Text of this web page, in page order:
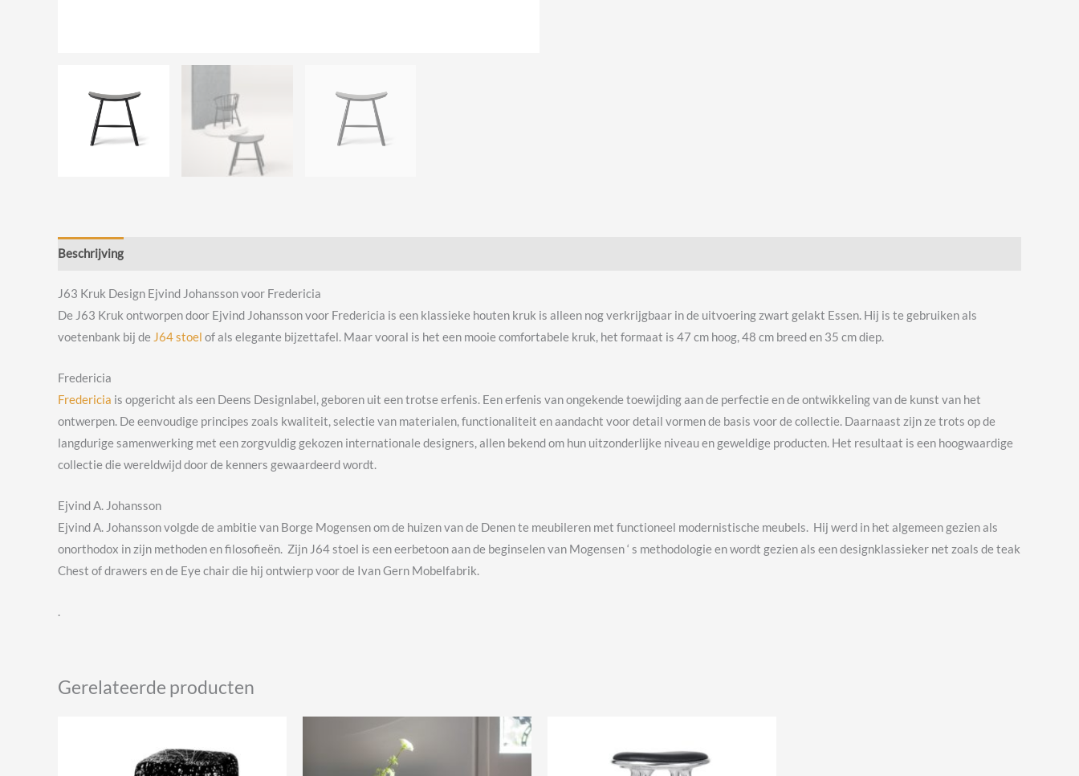
Beschrijving
J63 Kruk Design Ejvind Johansson voor Fredericia
De J63 Kruk ontworpen door Ejvind Johansson voor Fredericia is een klassieke houten kruk is alleen nog verkrijgbaar in de uitvoering zwart gelakt Essen. Hij is te gebruiken als
voetenbank bij de J64 stoel of als elegante bijzettafel. Maar vooral is het een mooie comfortabele kruk, het formaat is 47 cm hoog, 48 cm breed en 35 cm diep.
Fredericia
Fredericia is opgericht als een Deens Designlabel, geboren uit een trotse erfenis. Een erfenis van ongekende toewijding aan de perfectie en de ontwikkeling van de kunst van het
ontwerpen. De eenvoudige principes zoals kwaliteit, selectie van materialen, functionaliteit en aandacht voor detail vormen de basis voor de collectie. Daarnaast zijn ze trots op de
langdurige samenwerking met een zorgvuldig gekozen internationale designers, allen bekend om hun uitzonderlijke niveau en geweldige producten. Het resultaat is een hoogwaardige
collectie die wereldwijd door de kenners gewaardeerd wordt.
Ejvind A. Johansson
Ejvind A. Johansson volgde de ambitie van Borge Mogensen om de huizen van de Denen te meubileren met functioneel modernistische meubels. Hij werd in het algemeen gezien als
onorthodox in zijn methoden en filosofieën. Zijn J64 stoel is een eerbetoon aan de beginselen van Mogensen ‘ s methodologie en wordt gezien als een designklassieker net zoals de teak
Chest of drawers en de Eye chair die hij ontwierp voor de Ivan Gern Mobelfabrik.
.
Gerelateerde producten